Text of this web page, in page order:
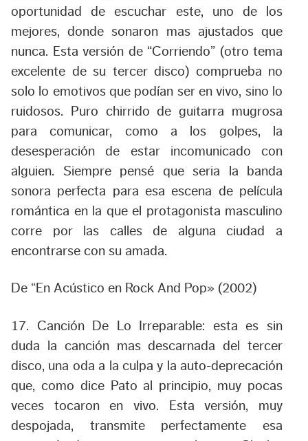
oportunidad de escuchar este, uno de los
mejores, donde sonaron mas ajustados que
nunca. Esta versión de “Corriendo” (otro tema
excelente de su tercer disco) comprueba no
solo lo emotivos que podían ser en vivo, sino lo
ruidosos. Puro chirrido de guitarra mugrosa
para comunicar, como a los golpes, la
desesperación de estar incomunicado con
alguien. Siempre pensé que seria la banda
sonora perfecta para esa escena de película
romántica en la que el protagonista masculino
corre por las calles de alguna ciudad a
encontrarse con su amada.
De “En Acústico en Rock And Pop» (2002)
17. Canción De Lo Irreparable: esta es sin
duda la canción mas descarnada del tercer
disco, una oda a la culpa y la auto-deprecación
que, como dice Pato al principio, muy pocas
veces tocaron en vivo. Esta versión, muy
despojada, transmite perfectamente esa